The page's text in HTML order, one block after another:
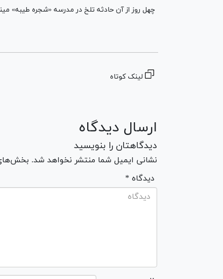
چهل روز از آن حادثه تلخ در مدرسه «شجره طیبه»
لینک کوتاه
ارسال دیدگاه
دیدگاهتان را بنویسید
نشانی ایمیل شما منتشر نخواهد شد.
* دیدگاه